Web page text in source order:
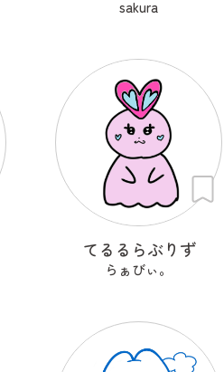
sakura
てるるらぶりず
らぁびぃ。